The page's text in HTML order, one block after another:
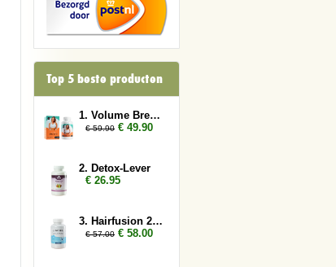
Top 5 beste producten
1. Volume Breasts 2x
€ 59.90 € 49.90
2. Detox-Lever
€ 26.95
3. Hairfusion 2 x Plus 1 gratis
€ 57.00 € 58.00